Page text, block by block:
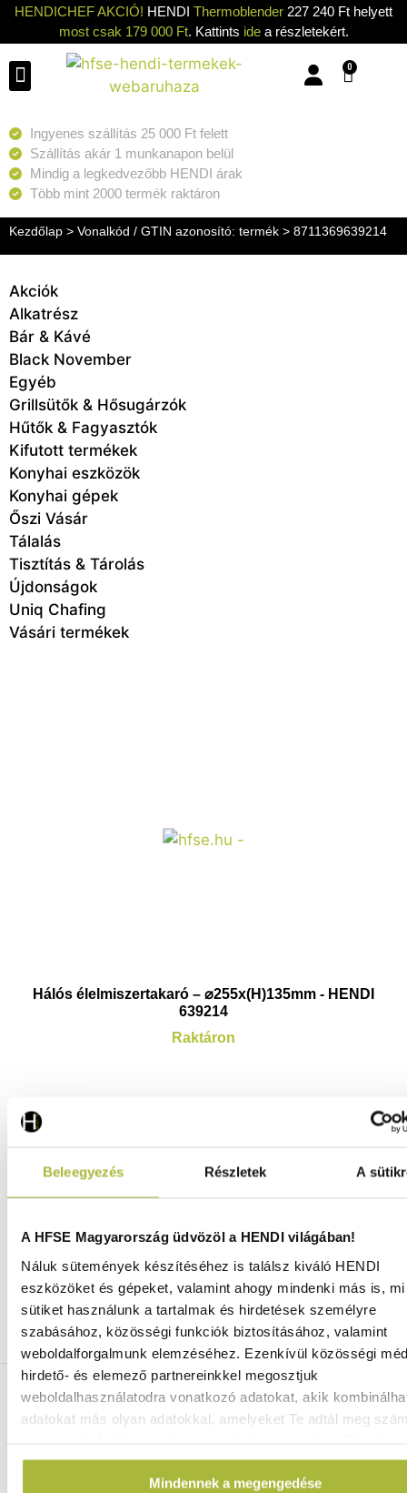
Beleegyezés Részletek A
A HFSE Magyarország üdvözöl a HENDI világában!
Náluk sütemények készítéséhez is találsz kiváló HENDI
eszközöket és gépeket, valamint ahogy mindenki más is,
sütiket használunk a tartalmak és hirdetések személyre
szabásához, közösségi funkciók biztosításához, valamint
weboldalforgalmunk elemzéséhez. Ezenkívül közösségi
hirdető- és elemező partnereinkkel megosztjuk
weboldalhasználatodra vonatkozó adatokat, akik
adatokat más olyan adatokkal, amelyeket Te adtál meg
Mindennek a megengedése
HENDICHEF AKCIÓ! HENDI Thermoblender 227 240 Ft helyett
most csak 179 000 Ft. Kattints idea részletekért.
0
Ingyenes szállítás 25 000 Ft felett
Szállítás akár 1 munkanapon belül
Mindig a legkedvezőbb HENDI árak
Több mint 2000 termék raktáron
Kezdőlap > Vonalkód / GTIN azonosító: termék > 8711369639214
Akciók
Alkatrész
Bár & Kávé
Black November
Egyéb
Grillsütők & Hősugárzók
Hűtők & Fagyasztók
Kifutott termékek
Konyhai eszközök
Konyhai gépek
Őszi Vásár
Tálalás
Tisztítás & Tárolás
Újdonságok
Uniq Chafing
Vásári termékek
Hálós élelmiszertakaró – ⌀255x(H)135mm - HENDI
639214
Raktáron
Ingyenes szállítás 25 000 Ft felett
Szállítás akár 1 munkanapon belül
Mindig a legkedvezőbb HENDI árak
Több mint 2000 termék raktáron
ELÉRHETŐSÉGEINK
info@hfse.hu